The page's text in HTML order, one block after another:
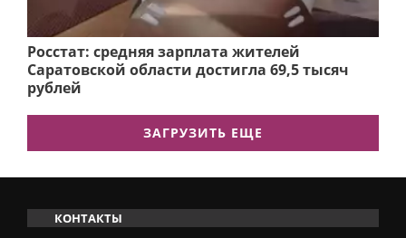
Росстат: средняя зарплата жителей
Саратовской области достигла 69,5 тысяч
рублей
ЗАГРУЗИТЬ ЕЩЕ
КОНТАКТЫ